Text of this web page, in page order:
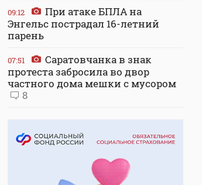
09:12
При атаке БПЛА на
Энгельс пострадал 16-летний
парень
07:51
Саратовчанка в знак
протеста забросила во двор
частного дома мешки с мусором
8